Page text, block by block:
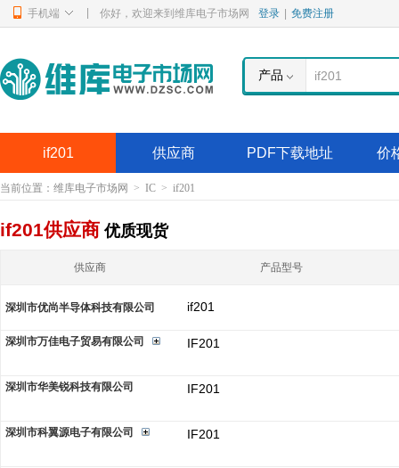
手机端 你好，欢迎来到维库电子市场网 登录 免费注册
产品
if201 供应商 PDF下载地址 价
当前位置： 维库电子市场网 > IC > if201
if201供应商 优质现货
供应商 产品型号
深圳市优尚半导体科技有限公司 if201
深圳市万佳电子贸易有限公司 IF201
深圳市华美锐科技有限公司 IF201
深圳市科翼源电子有限公司 IF201